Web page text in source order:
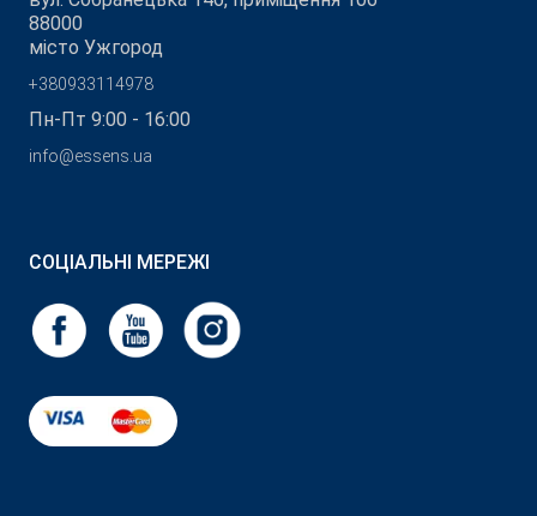
88000
місто Ужгород
+380933114978
Пн-Пт 9:00 - 16:00
info@essens.ua
СОЦІАЛЬНІ МЕРЕЖІ